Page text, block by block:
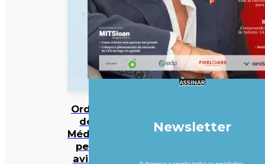
Ordem
dos
Médicos
pede
avisos
ASSINAR
Newsletter